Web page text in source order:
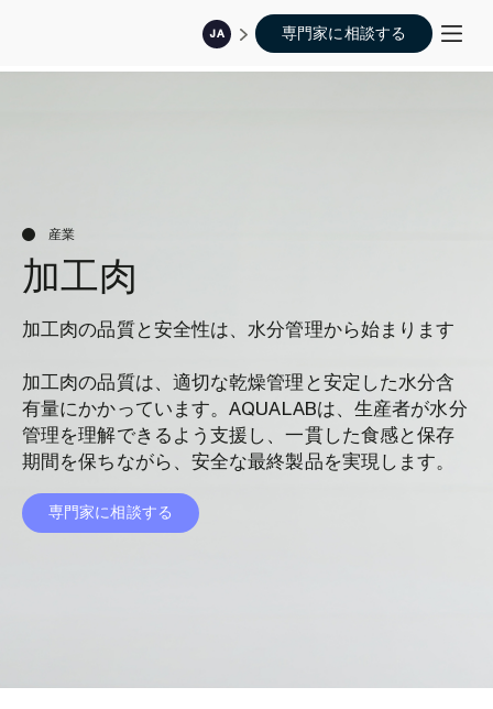
JA 専門家に相談する
産業
加工肉
加工肉の品質と安全性は、水分管理から始まります
加工肉の品質は、適切な乾燥管理と安定した水分含
有量にかかっています。AQUALABは、生産者が水分
管理を理解できるよう支援し、一貫した食感と保存
期間を保ちながら、安全な最終製品を実現します。
専門家に相談する